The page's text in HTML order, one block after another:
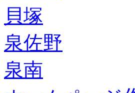
貝塚
泉佐野
泉南